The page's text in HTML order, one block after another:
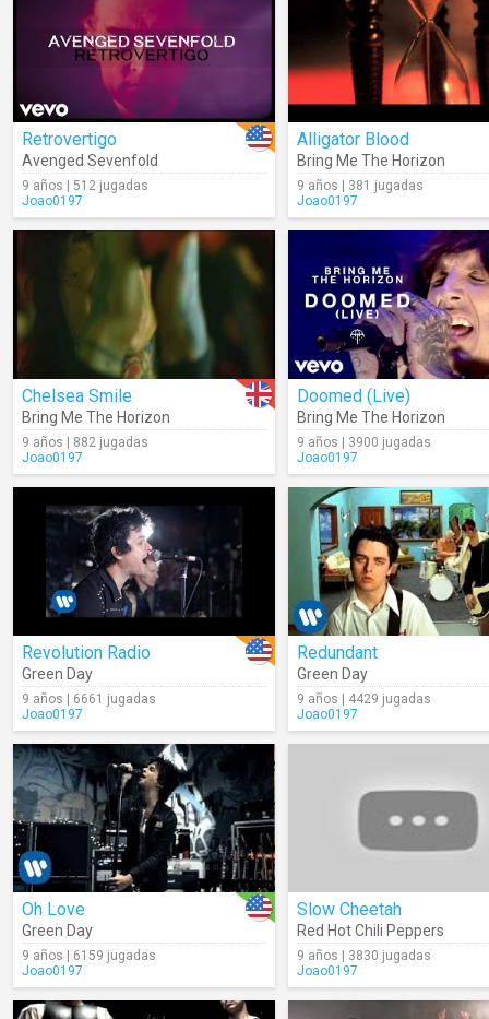
Retrovertigo
Avenged Sevenfold
9 años | 512 jugadas
Joao0197
Alligator Blood
Bring Me The Horizon
9 años | 381 jugadas
Joao0197
Chelsea Smile
Bring Me The Horizon
9 años | 882 jugadas
Joao0197
Doomed (Live)
Bring Me The Horizon
9 años | 3900 jugadas
Joao0197
Revolution Radio
Green Day
9 años | 6661 jugadas
Joao0197
Redundant
Green Day
9 años | 4429 jugadas
Joao0197
Oh Love
Green Day
9 años | 6159 jugadas
Joao0197
Slow Cheetah
Red Hot Chili Peppers
9 años | 3830 jugadas
Joao0197